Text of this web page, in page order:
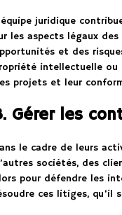
juridique
les aspects légaux
et des
intellectuelle ou
projets et leur
Gérer les
le cadre de leurs
sociétés, des
pour défendre les
ces litiges, qu’il